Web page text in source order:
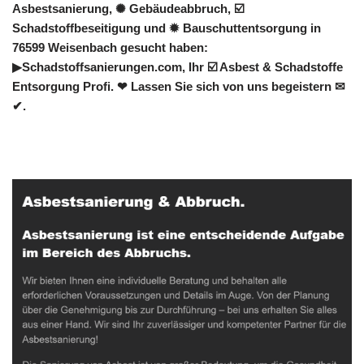
Asbestsanierung, ✺ Gebäudeabbruch, ☑️
Schadstoffbeseitigung und ✹ Bauschuttentsorgung in
76599 Weisenbach gesucht haben:
▶︎Schadstoffsanierungen.com, Ihr ☑️ Asbest & Schadstoffe
Entsorgung Profi. ❤ Lassen Sie sich von uns begeistern ✉
✔.